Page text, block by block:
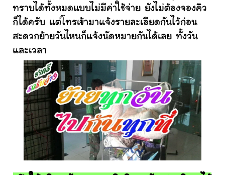
ทราบได้ทั้งหมดแบบไม่มีค่าใช้จ่าย ยังไม่ต้องจองคิว
ก็ได้ครับ แต่โทรเข้ามาแจ้งรายละเอียดกันไว้ก่อน
สะดวกย้ายวันไหนก็แจ้งนัดหมายกันได้เลย ทั้งวัน
และเวลา